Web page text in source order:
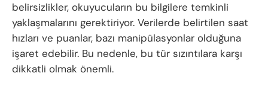
belirsizlikler, okuyucuların bu bilgilere temkinli
yaklaşmalarını gerektiriyor. Verilerde belirtilen saat
hızları ve puanlar, bazı manipülasyonlar olduğuna
işaret edebilir. Bu nedenle, bu tür sızıntılara karşı
dikkatli olmak önemli.